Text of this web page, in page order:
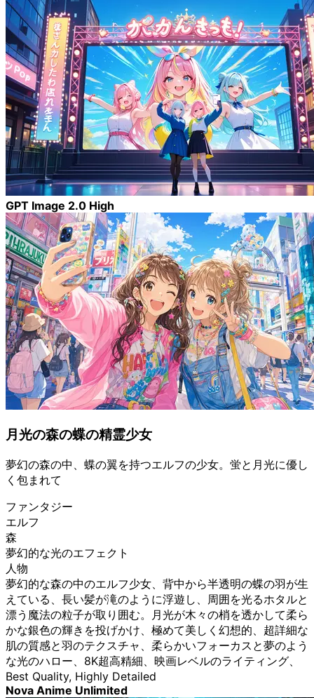
GPT Image 2.0 High
月光の森の蝶の精霊少女
夢幻の森の中、蝶の翼を持つエルフの少女。蛍と月光に優し
く包まれて
ファンタジー
エルフ
森
夢幻的な光のエフェクト
人物
夢幻的な森の中のエルフ少女、背中から半透明の蝶の羽が生
えている、長い髪が滝のように浮遊し、周囲を光るホタルと
漂う魔法の粒子が取り囲む。月光が木々の梢を透かして柔ら
かな銀色の輝きを投げかけ、極めて美しく幻想的、超詳細な
肌の質感と羽のテクスチャ、柔らかいフォーカスと夢のよう
な光のハロー、8K超高精細、映画レベルのライティング、
Best Quality, Highly Detailed
Nova Anime Unlimited